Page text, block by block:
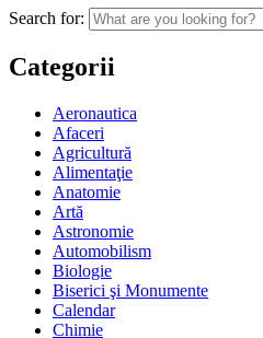
Search for:
Categorii
Aeronautica
Afaceri
Agricultură
Alimentaţie
Anatomie
Artă
Astronomie
Automobilism
Biologie
Biserici şi Monumente
Calendar
Chimie